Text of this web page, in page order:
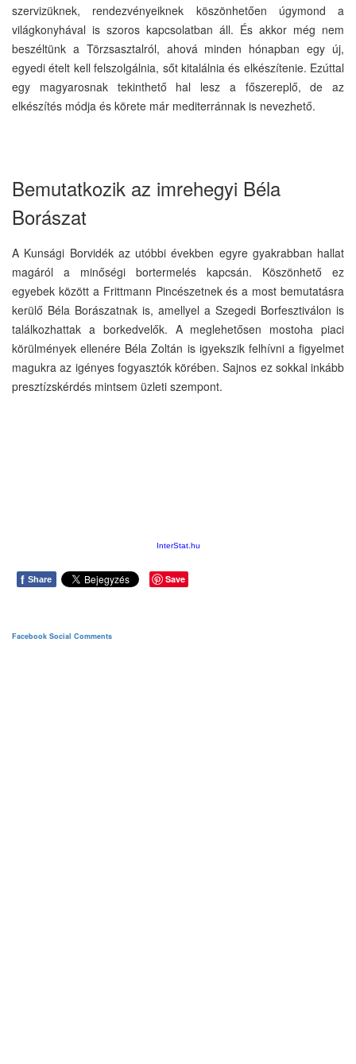
szervizüknek, rendezvényeiknek köszönhetően úgymond a
világkonyhával is szoros kapcsolatban áll. És akkor még nem
beszéltünk a Törzsasztalról, ahová minden hónapban egy új,
egyedi ételt kell felszolgálnia, sőt kitalálnia és elkészítenie. Ezúttal
egy magyarosnak tekinthető hal lesz a főszereplő, de az
elkészítés módja és körete már mediterránnak is nevezhető.
Bemutatkozik az imrehegyi Béla
Borászat
A Kunsági Borvidék az utóbbi években egyre gyakrabban hallat
magáról a minőségi bortermelés kapcsán. Köszönhető ez
egyebek között a Frittmann Pincészetnek és a most bemutatásra
kerülő Béla Borászatnak is, amellyel a Szegedi Borfesztiválon is
találkozhattak a borkedvelők. A meglehetősen mostoha piaci
körülmények ellenére Béla Zoltán is igyekszik felhívni a figyelmet
magukra az igényes fogyasztók körében. Sajnos ez sokkal inkább
presztízskérdés mintsem üzleti szempont.
InterStat.hu
f Share Save
Facebook Social Comments